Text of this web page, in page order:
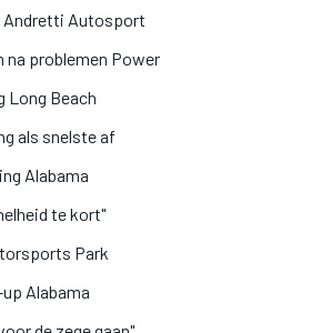
Andretti Autosport
na problemen Power
Long Beach
als snelste af
Alabama
te kort"
Park
Alabama